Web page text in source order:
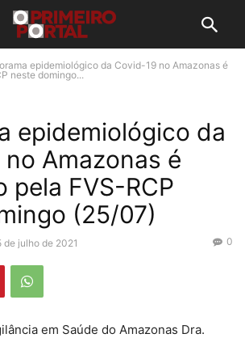
epidemiológico da Covid-19 no Amazonas é
neste domingo...
epidemiológico da
Amazonas é
pela FVS-RCP
(25/07)
de julho de 2021 0
em Saúde do Amazonas Dra.